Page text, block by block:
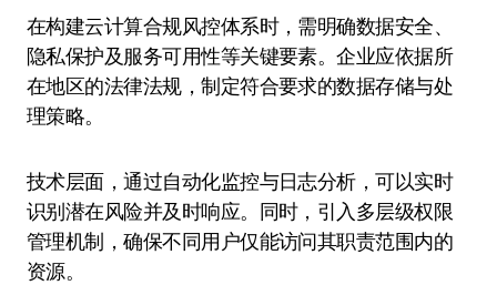
在构建云计算合规风控体系时，需明确数据安全、
隐私保护及服务可用性等关键要素。企业应依据所
在地区的法律法规，制定符合要求的数据存储与处
理策略。
技术层面，通过自动化监控与日志分析，可以实时
识别潜在风险并及时响应。同时，引入多层级权限
管理机制，确保不同用户仅能访问其职责范围内的
资源。